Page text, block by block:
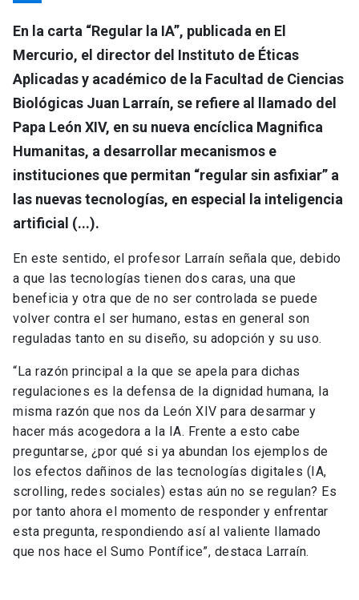
En la carta “Regular la IA”, publicada en El
Mercurio, el director del Instituto de Éticas
Aplicadas y académico de la Facultad de Ciencias
Biológicas Juan Larraín, se refiere al llamado del
Papa León XIV, en su nueva encíclica Magnifica
Humanitas, a desarrollar mecanismos e
instituciones que permitan “regular sin asfixiar” a
las nuevas tecnologías, en especial la inteligencia
artificial (...).
En este sentido, el profesor Larraín señala que, debido
a que las tecnologías tienen dos caras, una que
beneficia y otra que de no ser controlada se puede
volver contra el ser humano, estas en general son
reguladas tanto en su diseño, su adopción y su uso.
“La razón principal a la que se apela para dichas
regulaciones es la defensa de la dignidad humana, la
misma razón que nos da León XIV para desarmar y
hacer más acogedora a la IA. Frente a esto cabe
preguntarse, ¿por qué si ya abundan los ejemplos de
los efectos dañinos de las tecnologías digitales (IA,
scrolling, redes sociales) estas aún no se regulan? Es
por tanto ahora el momento de responder y enfrentar
esta pregunta, respondiendo así al valiente llamado
que nos hace el Sumo Pontífice”, destaca Larraín.